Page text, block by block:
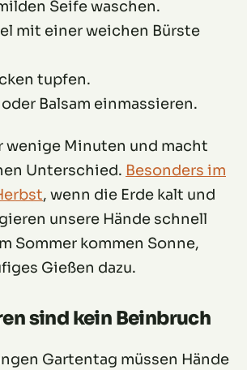
Seife waschen.
mit einer weichen Bürste
tupfen.
Balsam einmassieren.
wenige Minuten und macht
Unterschied. Besonders im
, wenn die Erde kalt und
unsere Hände schnell
Sommer kommen Sonne,
Gießen dazu.
sind kein Beinbruch
Gartentag müssen Hände